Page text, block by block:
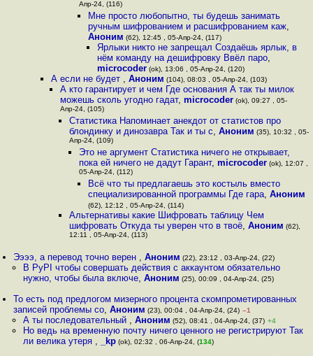
Апр-24, (116)
Мне просто любопытно, ты будешь занимать
ручным шифрованием и расшифрованием каж,
Аноним (62), 12:45 , 05-Апр-24, (117)
Ярлыки никто не запрещал Создаёшь ярлык, в
нём команду на дешифровку Ввёл паро,
microcoder (ok), 13:06 , 05-Апр-24, (120)
А если не будет , Аноним (104), 08:03 , 05-Апр-24, (103)
А кто гарантирует и чем Где основания А так ты милок
можешь сколь угодно гадат, microcoder(ok), 09:27 , 05-
Апр-24, (105)
Статистика Напоминает анекдот от статистов про
блондинку и динозавра Так и ты с,Аноним (35), 10:32 , 05-
Апр-24, (109)
Это не аргумент Статистика ничего не открывает,
пока ей ничего не дадут Гарант, microcoder(ok), 12:07 ,
05-Апр-24, (112)
Всё что ты предлагаешь это костыль вместо
специализированной программы Где гара, Аноним
(62), 12:12 , 05-Апр-24, (114)
Альтернативы какие Шифровать таблицу Чем
шифровать Откуда ты уверен что в твоё,Аноним (62),
12:11 , 05-Апр-24, (113)
Ээээ, а перевод точно верен ,Аноним (22), 23:12 , 03-Апр-24, (22)
В PyPI чтобы совершать действия с аккаунтом обязательно
нужно, чтобы была включе, Аноним (25), 00:09 , 04-Апр-24, (25)
То есть под предлогом мизерного процента скомпрометированных
записей проблемы со,Аноним (23), 00:04 , 04-Апр-24, (24) –1
А ты последовательный , Аноним (52), 08:41 , 04-Апр-24, (37) +4
Но ведь на временную почту ничего ценного не регистрируют Так
ли велика утеря , _kp(ok), 02:32 , 06-Апр-24, (134)